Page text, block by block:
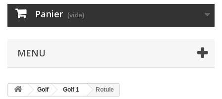
Panier (vide)
MENU
Golf Golf 1 Rotule